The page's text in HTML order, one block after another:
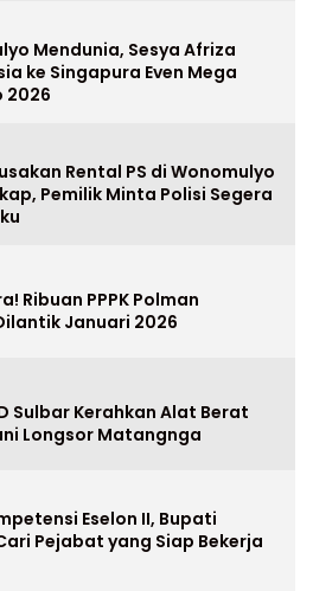
Mendunia, Sesya Afriza
ke Singapura Even Mega
2026
Rental PS di Wonomulyo
Pemilik Minta Polisi Segera
Ribuan PPPK Polman
Januari 2026
Sulbar Kerahkan Alat Berat
Longsor Matangnga
Eselon II, Bupati
Pejabat yang Siap Bekerja